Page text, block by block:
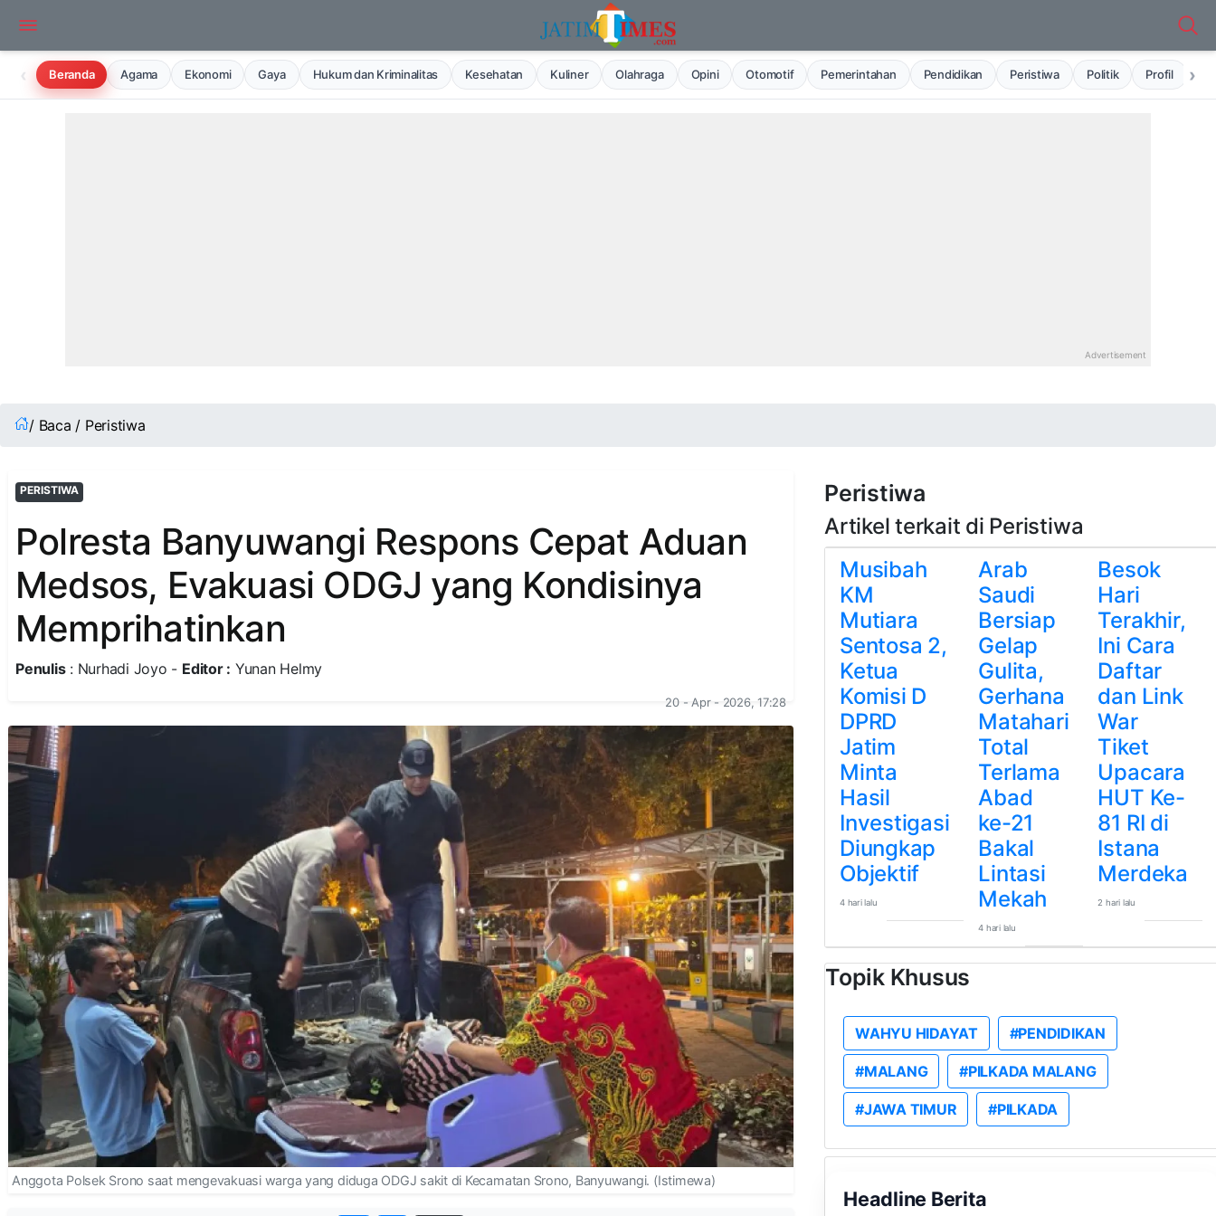
‹ Beranda Agama Ekonomi Gaya Hukum dan Kriminalitas Kesehatan Kuliner Olahraga Opini Otomotif Pemerintahan Pendidikan Peristiwa Politik Profil ›
/ Baca / Peristiwa
PERISTIWA
Polresta Banyuwangi Respons Cepat Aduan
Medsos, Evakuasi ODGJ yang Kondisinya
Memprihatinkan
Penulis: Nurhadi Joyo - Editor : Yunan Helmy
20 - Apr - 2026, 17:28
Anggota Polsek Srono saat mengevakuasi warga yang diduga ODGJ sakit di Kecamatan Srono, Banyuwangi. (Istimewa)
Peristiwa
Artikel terkait di Peristiwa
Musibah
KM
Mutiara
Sentosa 2,
Ketua
Komisi D
DPRD
Jatim
Minta
Hasil
Investigasi
Diungkap
Objektif
4 hari lalu
Arab
Saudi
Bersiap
Gelap
Gulita,
Gerhana
Matahari
Total
Terlama
Abad
ke-21
Bakal
Lintasi
Mekah
4 hari lalu
Besok
Hari
Terakhir,
Ini Cara
Daftar
dan Link
War
Tiket
Upacara
HUT Ke-
81 RI di
Istana
Merdeka
2 hari lalu
Topik Khusus
WAHYU HIDAYAT #PENDIDIKAN
#MALANG #PILKADA MALANG
#JAWA TIMUR #PILKADA
Headline Berita